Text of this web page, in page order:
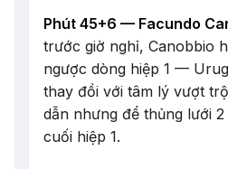
Phút 45+6 — Facundo
trước giờ nghỉ, Canobbio
ngược dòng hiệp 1 —
thay đồi với tâm lý vượt
dẫn nhưng để thủng lưới
cuối hiệp 1.